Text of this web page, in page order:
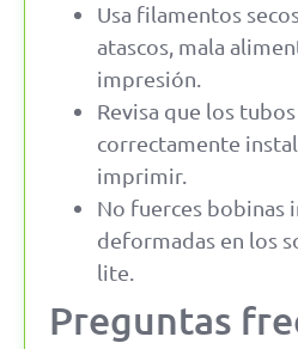
Usa filamentos
atascos, mala
impresión.
Revisa que los tubos
correctamente
imprimir.
No fuerces bobinas
deformadas en los
lite.
Preguntas